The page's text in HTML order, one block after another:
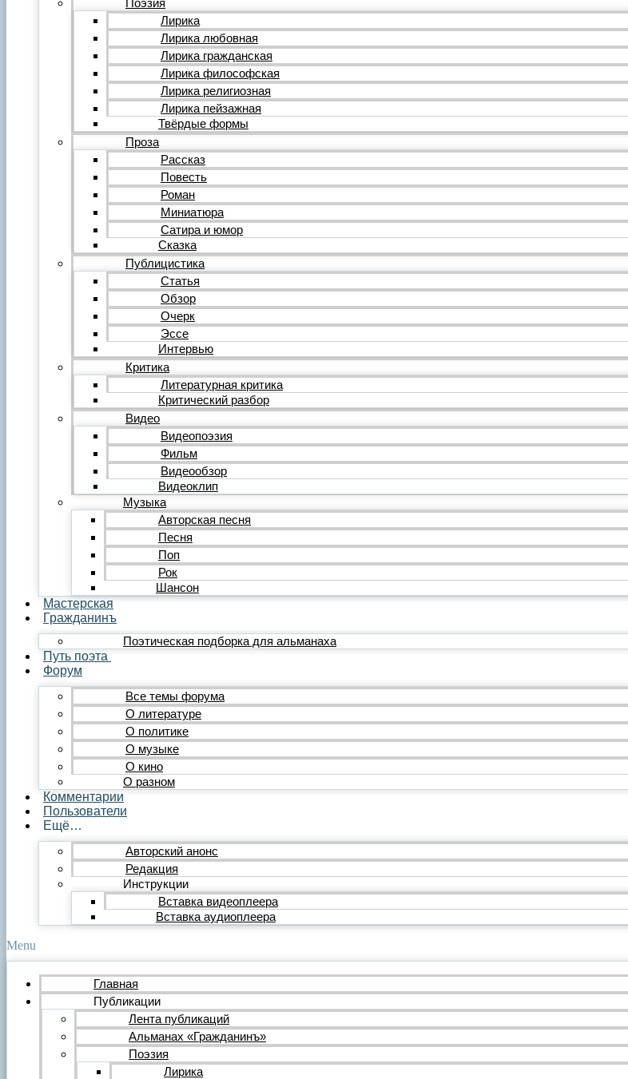
Лирика
Лирика любовная
Лирика гражданская
Лирика философская
Лирика религиозная
Лирика пейзажная
Твёрдые формы
Проза
Рассказ
Повесть
Роман
Миниатюра
Сатира и юмор
Сказка
Публицистика
Статья
Обзор
Очерк
Эссе
Интервью
Критика
Литературная критика
Критический разбор
Видео
Видеопоэзия
Фильм
Видеообзор
Видеоклип
Музыка
Авторская песня
Песня
Поп
Рок
Шансон
Мастерская
Гражданинъ
Поэтическая подборка для альманаха
Путь поэта
Форум
Все темы форума
О литературе
О политике
О музыке
О кино
О разном
Комментарии
Пользователи
Ещё…
Авторский анонс
Редакция
Инструкции
Вставка видеоплеера
Вставка аудиоплеера
Menu
Главная
Публикации
Лента публикаций
Альманах «Гражданинъ»
Поэзия
Лирика
Фильм
Видеообзор
Видеоклип
Музыка
Авторская песня
Песня
Поп
Рок
Шансон
Мастерская
Гражданинъ
Поэтическая подборка для альманаха
Все темы форума
О литературе
О политике
О музыке
О кино
О разном
Комментарии
Пользователи
Авторский анонс
Редакция
Инструкции
Вставка видеоплеера
Вставка аудиоплеера
Публикации
Лента публикаций
Альманах «Гражданинъ»
Поэзия
Лирика
Лирика любовная
Лирика гражданская
Лирика философская
Лирика религиозная
Лирика пейзажная
Твёрдые формы
Проза
Рассказ
Повесть
Миниатюра
Сатира и юмор
Сказка
Публицистика
Статья
Обзор
Очерк
Эссе
Интервью
Критика
Критический разбор
Видео
Видеопоэзия
Фильм
Видеообзор
Видеоклип
Музыка
Песня
Поп
Рок
Шансон
Мастерская
Гражданинъ
Поэтическая подборка для альманаха
Путь поэта